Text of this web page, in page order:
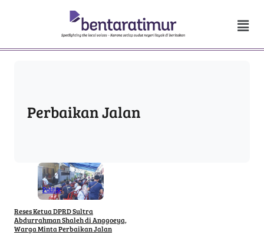
Perbaikan Jalan
Politik
Reses Ketua DPRD Sultra
Abdurrahman Shaleh di Anggoeya,
Warga Minta Perbaikan Jalan